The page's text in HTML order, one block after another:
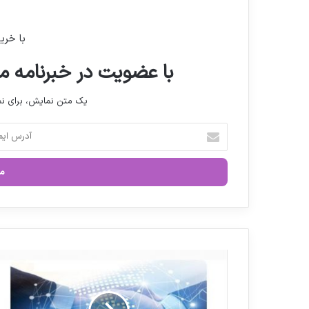
با
با عضویت در خبرنامه
یک متن نمایش،
ر
ا
ی